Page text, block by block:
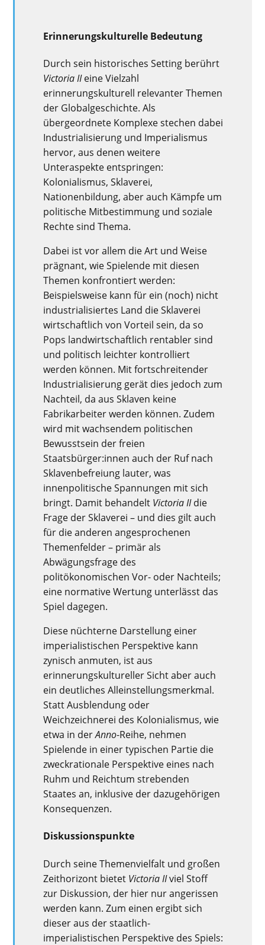
Erinnerungskulturelle Bedeutung
Durch sein historisches Setting berührt
Victoria IIeine Vielzahl
erinnerungskulturell relevanter Themen
der Globalgeschichte. Als
übergeordnete Komplexe stechen dabei
Industrialisierung und Imperialismus
hervor, aus denen weitere
Unteraspekte entspringen:
Kolonialismus, Sklaverei,
Nationenbildung, aber auch Kämpfe um
politische Mitbestimmung und soziale
Rechte sind Thema.
Dabei ist vor allem die Art und Weise
prägnant, wie Spielende mit diesen
Themen konfrontiert werden:
Beispielsweise kann für ein (noch) nicht
industrialisiertes Land die Sklaverei
wirtschaftlich von Vorteil sein, da so
Pops landwirtschaftlich rentabler sind
und politisch leichter kontrolliert
werden können. Mit fortschreitender
Industrialisierung gerät dies jedoch zum
Nachteil, da aus Sklaven keine
Fabrikarbeiter werden können. Zudem
wird mit wachsendem politischen
Bewusstsein der freien
Staatsbürger:innen auch der Ruf nach
Sklavenbefreiung lauter, was
innenpolitische Spannungen mit sich
bringt. Damit behandelt Victoria IIdie
Frage der Sklaverei – und dies gilt auch
für die anderen angesprochenen
Themenfelder – primär als
Abwägungsfrage des
politökonomischen Vor- oder Nachteils;
eine normative Wertung unterlässt das
Spiel dagegen.
Diese nüchterne Darstellung einer
imperialistischen Perspektive kann
zynisch anmuten, ist aus
erinnerungskultureller Sicht aber auch
ein deutliches Alleinstellungsmerkmal.
Statt Ausblendung oder
Weichzeichnerei des Kolonialismus, wie
etwa in derAnno-Reihe, nehmen
Spielende in einer typischen Partie die
zweckrationale Perspektive eines nach
Ruhm und Reichtum strebenden
Staates an, inklusive der dazugehörigen
Konsequenzen.
Diskussionspunkte
Durch seine Themenvielfalt und großen
Zeithorizont bietet Victoria IIviel Stoff
zur Diskussion, der hier nur angerissen
werden kann. Zum einen ergibt sich
dieser aus der staatlich-
imperialistischen Perspektive des Spiels: